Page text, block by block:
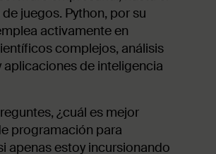
juegos. Python, por su
activamente en
complejos, análisis
aplicaciones de inteligencia
¿cuál es mejor
programación para
apenas estoy incursionando